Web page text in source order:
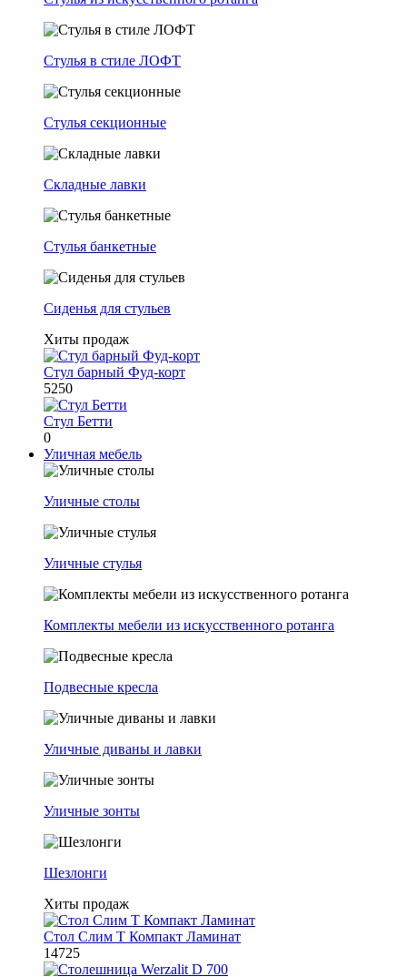
Стулья в стиле ЛОФТ
Стулья секционные
Складные лавки
Стулья банкетные
Сиденья для стульев
Хиты продаж
Стул барный Фуд-корт
5250
Стул Бетти
0
Уличная мебель
Уличные столы
Уличные стулья
Комплекты мебели из искусственного ротанга
Подвесные кресла
Уличные диваны и лавки
Уличные зонты
Шезлонги
Хиты продаж
Стол Слим Т Компакт Ламинат
14725